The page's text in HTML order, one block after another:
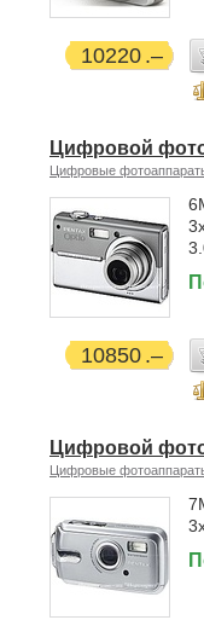
10220
Цифровой
Цифровые
10850
Цифровой
Цифровые